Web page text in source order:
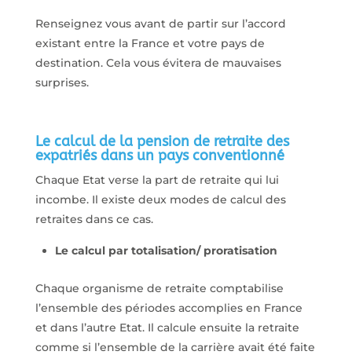
Renseignez vous avant de partir sur l’accord
existant entre la France et votre pays de
destination. Cela vous évitera de mauvaises
surprises.
Le calcul de la pension de retraite des
expatriés dans un pays conventionné
Chaque Etat verse la part de retraite qui lui
incombe. Il existe deux modes de calcul des
retraites dans ce cas.
Le calcul par totalisation/ proratisation
Chaque organisme de retraite comptabilise
l’ensemble des périodes accomplies en France
et dans l’autre Etat. Il calcule ensuite la retraite
comme si l’ensemble de la carrière avait été faite